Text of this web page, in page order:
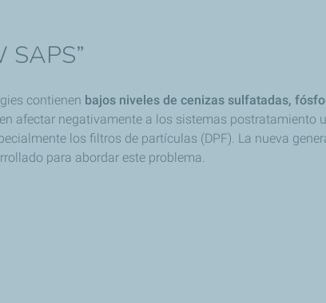
SAPS”
contienen bajos niveles de cenizas sulfatadas,
afectar negativamente a los sistemas postratamiento
los filtros de partículas (DPF). La nueva
para abordar este problema.